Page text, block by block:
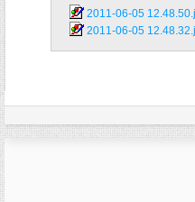
2011-06-05
2011-06-05